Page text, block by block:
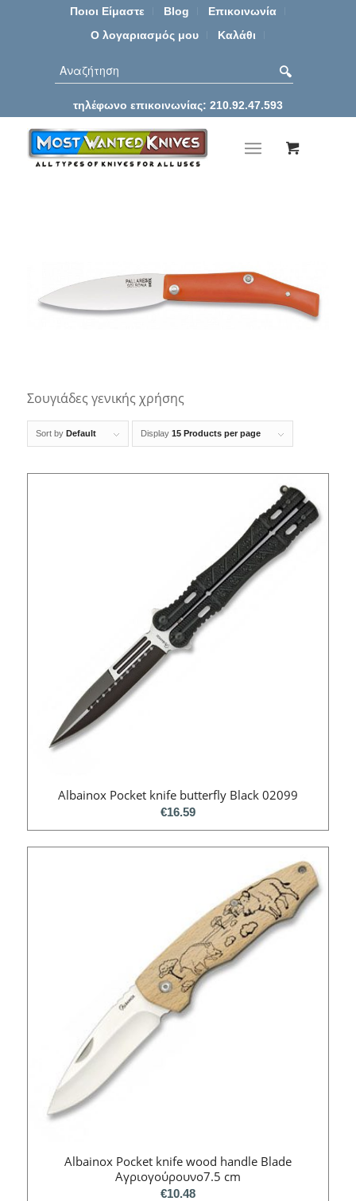
Ποιοι Είμαστε Blog
Επικοινωνία
Ο λογαριασμός μου
Καλάθι
τηλέφωνο επικοινωνίας: 210.92.47.593
Σουγιάδες γενικής χρήσης
Sort by Default Display 15 Products per page
Albainox Pocket knife butterfly Black 02099
€16.59
Albainox Pocket knife wood handle Blade
Aγριογούρουνο7.5 cm
€10.48